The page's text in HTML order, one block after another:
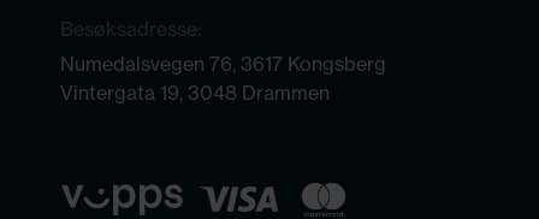
Besøksadresse:
Numedalsvegen 76, 3617 Kongsberg
Vintergata 19, 3048 Drammen